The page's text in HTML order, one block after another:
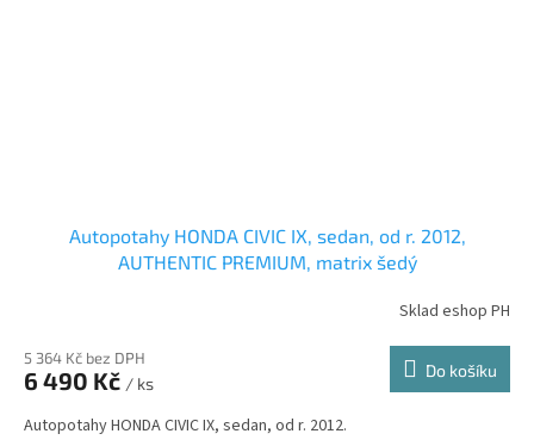
Autopotahy HONDA CIVIC IX, sedan, od r. 2012,
AUTHENTIC PREMIUM, matrix šedý
Sklad eshop PH
5 364 Kč bez DPH
6 490 Kč / ks
Do košíku
Autopotahy HONDA CIVIC IX, sedan, od r. 2012.